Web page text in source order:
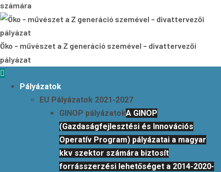
számára
Öko – művészet a Z generáció szemével – divattervezői
pályázat
MenuPályázatok
EU Pályázatok 2021-2027
GINOP pályázatokA GINOP
(Gazdaságfejlesztési és Innovációs
Operatív Program) pályázatai a magyar
kkv szektor számára biztosít
forrásszerzési lehetőséget a 2014-2020-